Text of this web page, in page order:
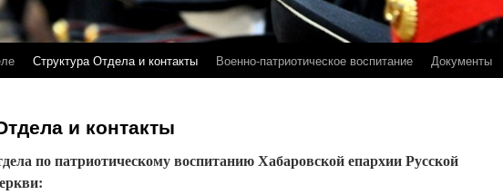
Структура Отдела и контакты Военно-патриотическое воспитание Документы
и контакты
по патриотическому воспитанию Хабаровской епархии Русской